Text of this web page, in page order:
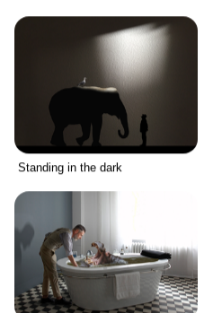
Standing in the dark